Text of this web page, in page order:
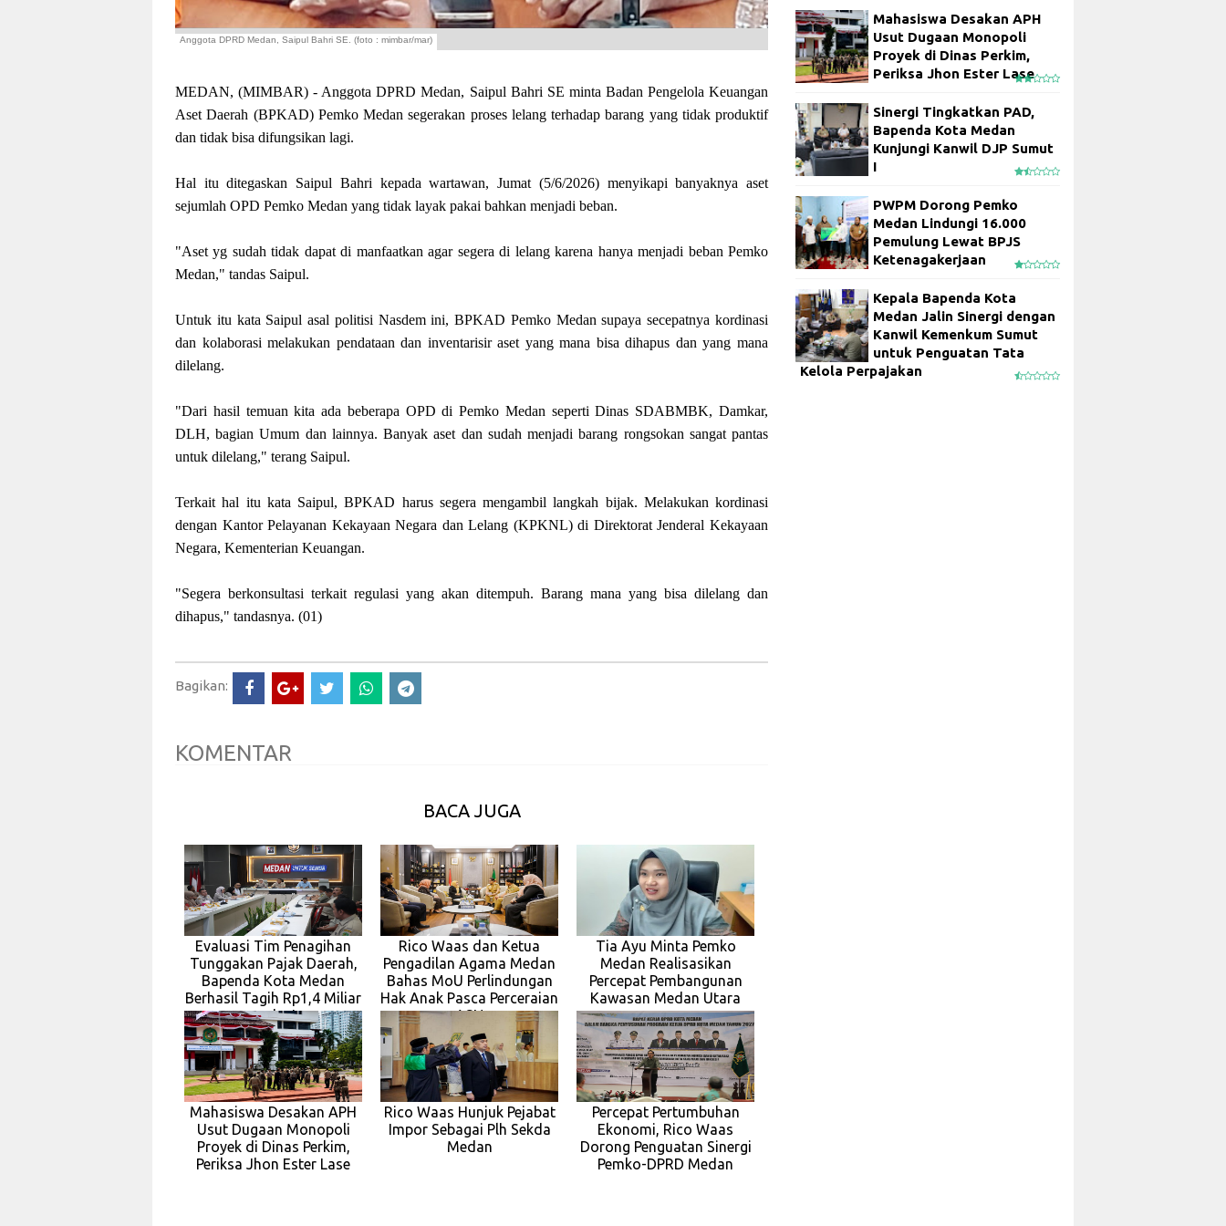
Anggota DPRD Medan, Saipul Bahri SE. (foto : mimbar/mar)
MEDAN, (MIMBAR) - Anggota DPRD Medan, Saipul Bahri SE minta Badan Pengelola Keuangan
Aset Daerah (BPKAD) Pemko Medan segerakan proses lelang terhadap barang yang tidak produktif
dan tidak bisa difungsikan lagi.
Hal itu ditegaskan Saipul Bahri kepada wartawan, Jumat (5/6/2026) menyikapi banyaknya aset
sejumlah OPD Pemko Medan yang tidak layak pakai bahkan menjadi beban.
"Aset yg sudah tidak dapat di manfaatkan agar segera di lelang karena hanya menjadi beban Pemko
Medan," tandas Saipul.
Untuk itu kata Saipul asal politisi Nasdem ini, BPKAD Pemko Medan supaya secepatnya kordinasi
dan kolaborasi melakukan pendataan dan inventarisir aset yang mana bisa dihapus dan yang mana
dilelang.
"Dari hasil temuan kita ada beberapa OPD di Pemko Medan seperti Dinas SDABMBK, Damkar,
DLH, bagian Umum dan lainnya. Banyak aset dan sudah menjadi barang rongsokan sangat pantas
untuk dilelang," terang Saipul.
Terkait hal itu kata Saipul, BPKAD harus segera mengambil langkah bijak. Melakukan kordinasi
dengan Kantor Pelayanan Kekayaan Negara dan Lelang (KPKNL) di Direktorat Jenderal Kekayaan
Negara, Kementerian Keuangan.
"Segera berkonsultasi terkait regulasi yang akan ditempuh. Barang mana yang bisa dilelang dan
dihapus," tandasnya. (01)
Bagikan:
KOMENTAR
BACA JUGA
Evaluasi Tim Penagihan
Tunggakan Pajak Daerah,
Bapenda Kota Medan
Berhasil Tagih Rp1,4 Miliar
pada J
Rico Waas dan Ketua
Pengadilan Agama Medan
Bahas MoU Perlindungan
Hak Anak Pasca Perceraian
ASN
Tia Ayu Minta Pemko
Medan Realisasikan
Percepat Pembangunan
Kawasan Medan Utara
Mahasiswa Desakan APH
Usut Dugaan Monopoli
Proyek di Dinas Perkim,
Periksa Jhon Ester Lase
Rico Waas Hunjuk Pejabat
Impor Sebagai Plh Sekda
Medan
Percepat Pertumbuhan
Ekonomi, Rico Waas
Dorong Penguatan Sinergi
Pemko-DPRD Medan
Mahasiswa Desakan APH
Usut Dugaan Monopoli
Proyek di Dinas Perkim,
Periksa Jhon Ester Lase
Sinergi Tingkatkan PAD,
Bapenda Kota Medan
Kunjungi Kanwil DJP Sumut
I
PWPM Dorong Pemko
Medan Lindungi 16.000
Pemulung Lewat BPJS
Ketenagakerjaan
Kepala Bapenda Kota
Medan Jalin Sinergi dengan
Kanwil Kemenkum Sumut
untuk Penguatan Tata
Kelola Perpajakan